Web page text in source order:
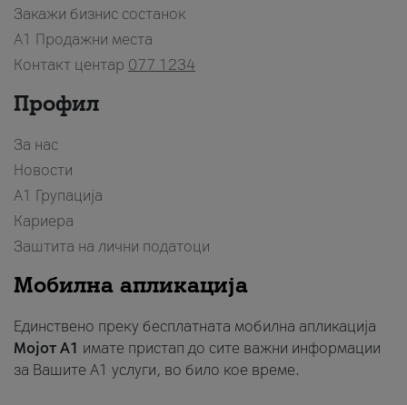
Закажи бизнис состанок
A1 Продажни места
Контакт центар 077 1234
Профил
За нас
Новости
А1 Групација
Кариера
Заштита на лични податоци
Мобилна апликација
Единствено преку бесплатната мобилна апликација
Мојот A1 имате пристап до сите важни информации
за Вашите A1 услуги, во било кое време.